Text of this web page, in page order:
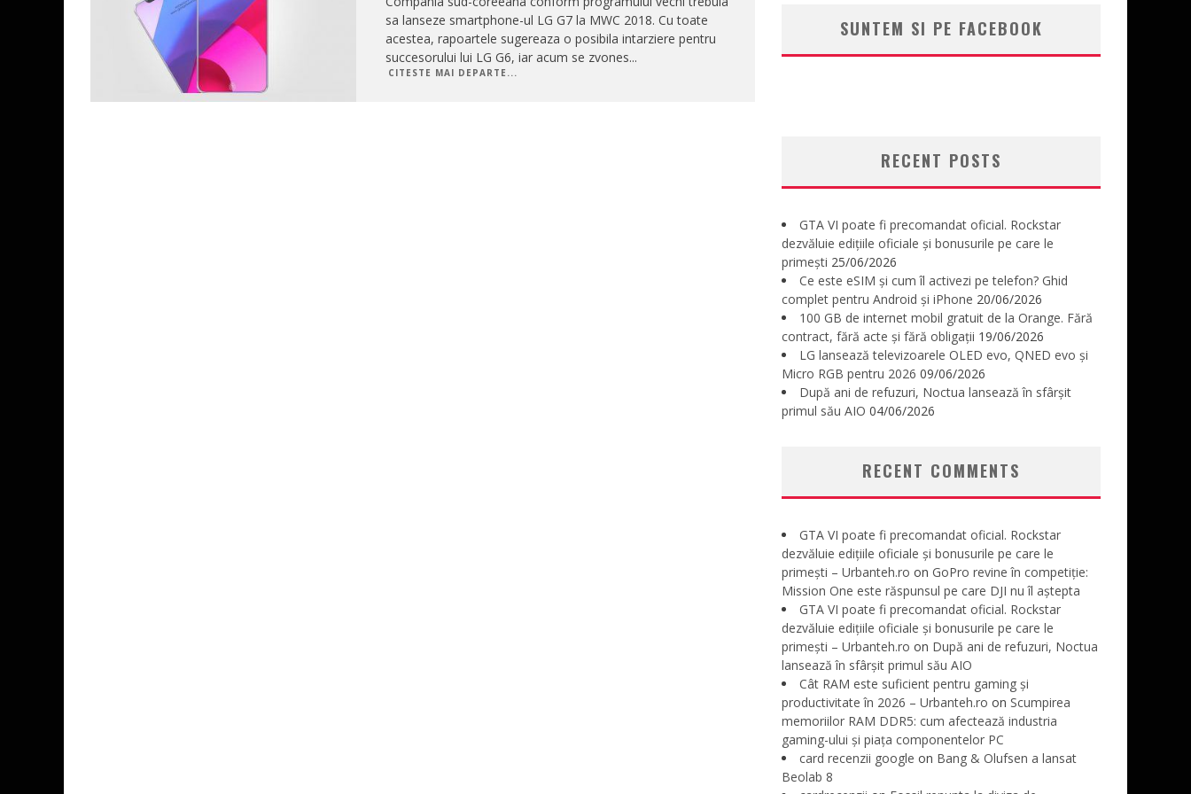
sa lanseze smartphone-ul LG G7 la MWC 2018. Cu toate
acestea, rapoartele sugereaza o posibila intarziere pentru
succesorului lui LG G6, iar acum se zvones...
CITESTE MAI DEPARTE...
SUNTEM SI PE FACEBOOK
RECENT POSTS
GTA VI poate fi precomandat oficial. Rockstar
dezvăluie edițiile oficiale și bonusurile pe care le
primești 25/06/2026
Ce este eSIM și cum îl activezi pe telefon? Ghid
complet pentru Android și iPhone 20/06/2026
100 GB de internet mobil gratuit de la Orange. Fără
contract, fără acte și fără obligații 19/06/2026
LG lansează televizoarele OLED evo, QNED evo și
Micro RGB pentru 2026 09/06/2026
După ani de refuzuri, Noctua lansează în sfârșit
primul său AIO 04/06/2026
RECENT COMMENTS
GTA VI poate fi precomandat oficial. Rockstar
dezvăluie edițiile oficiale și bonusurile pe care le
primești – Urbanteh.ro on GoPro revine în competiție:
Mission One este răspunsul pe care DJI nu îl aștepta
GTA VI poate fi precomandat oficial. Rockstar
dezvăluie edițiile oficiale și bonusurile pe care le
primești – Urbanteh.ro on După ani de refuzuri, Noctua
lansează în sfârșit primul său AIO
Cât RAM este suficient pentru gaming și
productivitate în 2026 – Urbanteh.ro on Scumpirea
memoriilor RAM DDR5: cum afectează industria
gaming-ului și piața componentelor PC
card recenzii google on Bang & Olufsen a lansat
Beolab 8